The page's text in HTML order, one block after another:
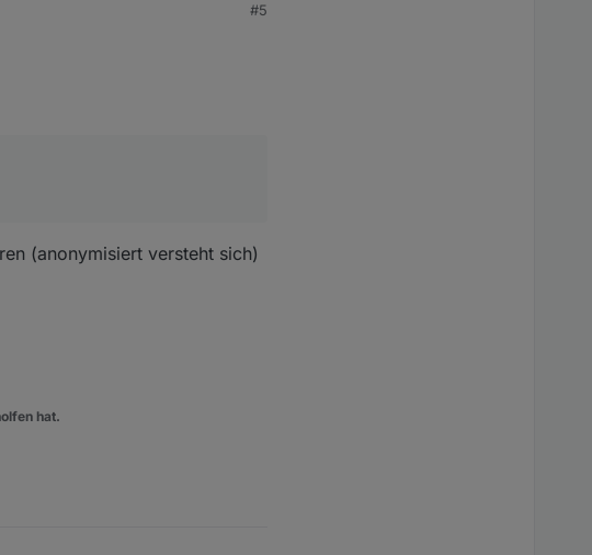
#5
(anonymisiert versteht sich)
hat.